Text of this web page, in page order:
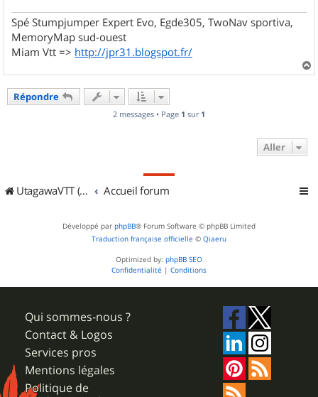
Spé Stumpjumper Expert Evo, Egde305, TwoNav sportiva,
MemoryMap sud-ouest
Miam Vtt => http://jpr31.blogspot.fr/
a
Répondre
2 messages • Page 1 sur 1
Aller
UtagawaVTT (Randos VTT et VTTAE avec traces GPS) Accueil forum
Développé par phpBB® Forum Software © phpBB Limited
Traduction française officielle © Qiaeru
Optimized by: phpBB SEO
Confidentialité | Conditions
Qui sommes-nous ?
Contact & Logos
Services pros
Mentions légales
Politique de